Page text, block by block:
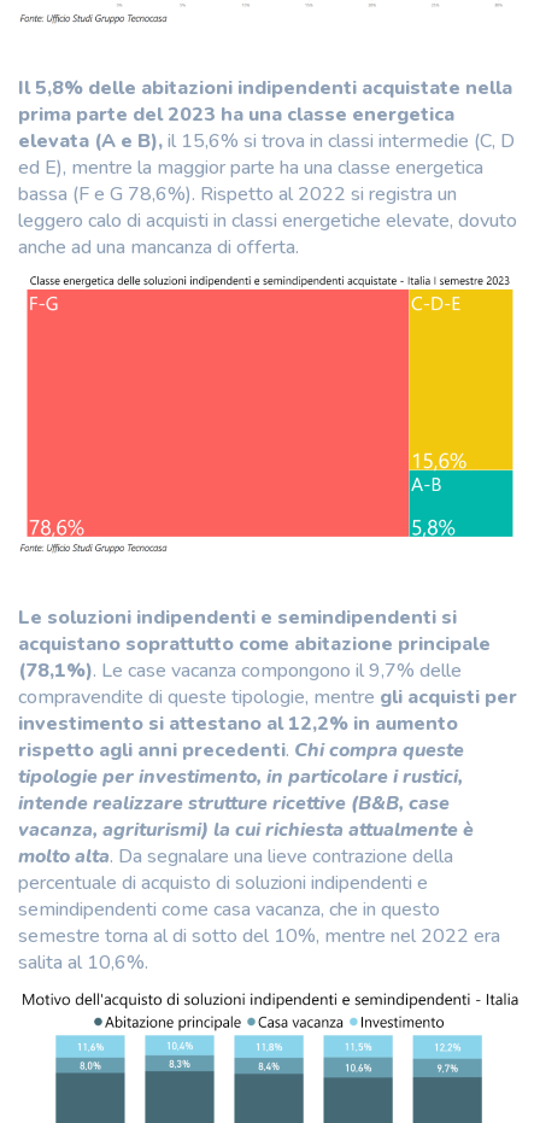
Il 5,8% delle abitazioni indipendenti acquistate nella
prima parte del 2023 ha una classe energetica
elevata (A e B),il 15,6% si trova in classi intermedie (C, D
ed E), mentre la maggior parte ha una classe energetica
bassa (F e G 78,6%). Rispetto al 2022 si registra un
leggero calo di acquisti in classi energetiche elevate, dovuto
anche ad una mancanza di offerta.
Le soluzioni indipendenti e semindipendenti si
acquistano soprattutto come abitazione principale
(78,1%). Le case vacanza compongono il 9,7% delle
compravendite di queste tipologie, mentre gli acquisti per
investimento si attestano al 12,2% in aumento
rispetto agli anni precedenti. Chi compra queste
tipologie per investimento, in particolare i rustici,
intende realizzare strutture ricettive (B&B, case
vacanza, agriturismi) la cui richiesta attualmente è
molto alta. Da segnalare una lieve contrazione della
percentuale di acquisto di soluzioni indipendenti e
semindipendenti come casa vacanza, che in questo
semestre torna al di sotto del 10%, mentre nel 2022 era
salita al 10,6%.